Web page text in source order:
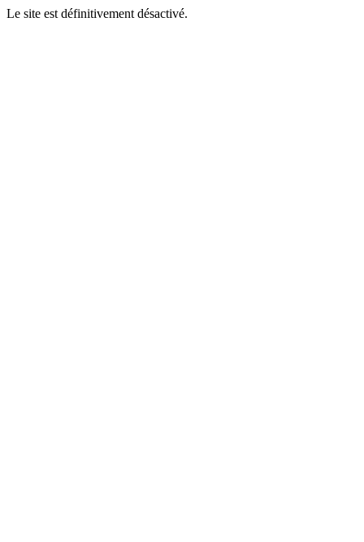
Le site est définitivement désactivé.